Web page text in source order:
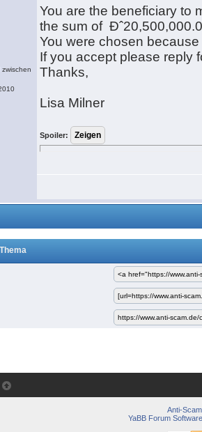
You are the beneficiary to
the sum of
You were chosen
If you accept please reply
Thanks,
Lisa Milner
Spoiler:
Anti-Scam
YaBB Forum Software